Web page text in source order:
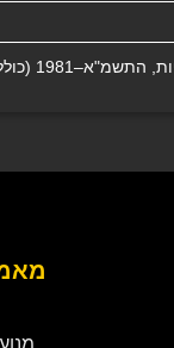
13), ובהתאם ל